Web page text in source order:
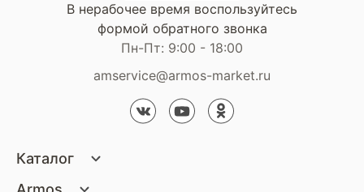
Каталог
В нерабочее время воспользуйтесь
формой обратного звонка
Пн-Пт: 9:00 - 18:00
amservice@armos-market.ru